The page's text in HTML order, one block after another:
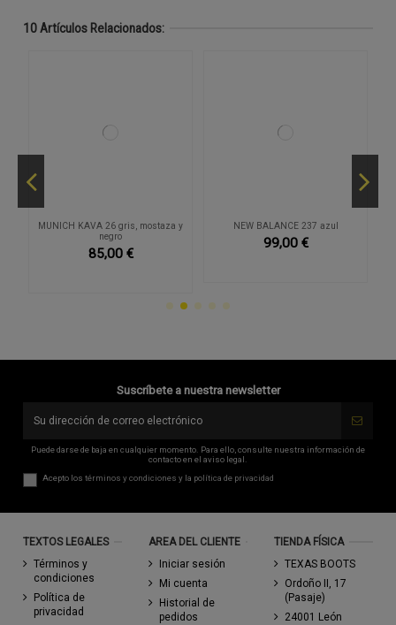
10 Artículos Relacionados:
MUNICH KAVA 26 gris, mostaza y
negro
85,00 €
NEW BALANCE 237 azul
99,00 €
Suscríbete a nuestra newsletter
Puede darse de baja en cualquier momento. Para ello, consulte nuestra información de
contacto en el aviso legal.
Acepto lostérminos y condiciones y la política de privacidad
TEXTOS LEGALES
Términos y
condiciones
Política de
privacidad
AREA DEL CLIENTE
Iniciar sesión
Mi cuenta
Historial de
pedidos
TIENDA FÍSICA
TEXAS BOOTS
Ordoño II, 17
(Pasaje)
24001 León